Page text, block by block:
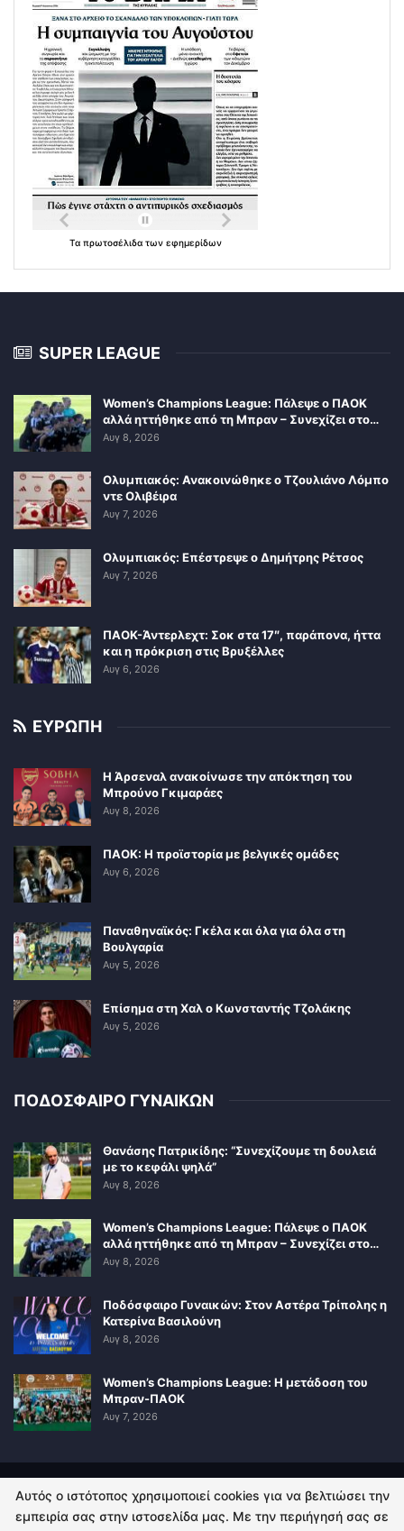
Τα πρωτοσέλιδα των εφημερίδων
SUPER LEAGUE
Women’s Champions League: Πάλεψε ο ΠΑΟΚ
αλλά ηττήθηκε από τη Μπραν – Συνεχίζει στο…
Αυγ 8, 2026
Ολυμπιακός: Ανακοινώθηκε ο Τζουλιάνο Λόμπο
ντε Ολιβέιρα
Αυγ 7, 2026
Ολυμπιακός: Επέστρεψε ο Δημήτρης Ρέτσος
Αυγ 7, 2026
ΠΑΟΚ-Άντερλεχτ: Σοκ στα 17″, παράπονα, ήττα
και η πρόκριση στις Βρυξέλλες
Αυγ 6, 2026
ΕΥΡΩΠΗ
Η Άρσεναλ ανακοίνωσε την απόκτηση του
Μπρούνο Γκιμαράες
Αυγ 8, 2026
ΠΑΟΚ: Η προϊστορία με βελγικές ομάδες
Αυγ 6, 2026
Παναθηναϊκός: Γκέλα και όλα για όλα στη
Βουλγαρία
Αυγ 5, 2026
Επίσημα στη Χαλ ο Κωνσταντής Τζολάκης
Αυγ 5, 2026
ΠΟΔΟΣΦΑΙΡΟ ΓΥΝΑΙΚΩΝ
Θανάσης Πατρικίδης: “Συνεχίζουμε τη δουλειά
με το κεφάλι ψηλά”
Αυγ 8, 2026
Women’s Champions League: Πάλεψε ο ΠΑΟΚ
αλλά ηττήθηκε από τη Μπραν – Συνεχίζει στο…
Αυγ 8, 2026
Ποδόσφαιρο Γυναικών: Στον Αστέρα Τρίπολης η
Κατερίνα Βασιλούνη
Αυγ 8, 2026
Women’s Champions League: Η μετάδοση του
Μπραν-ΠΑΟΚ
Αυγ 7, 2026
ΠΟΛΙΤΙΚΗ ΑΠΟΡΡΗΤΟΥ ΕΠΙΚΟΙΝΩΝΙΑ
Αυτός ο ιστότοπος χρησιμοποιεί cookies για να βελτιώσει την
εμπειρία σας στην ιστοσελίδα μας. Με την περιήγησή σας σε